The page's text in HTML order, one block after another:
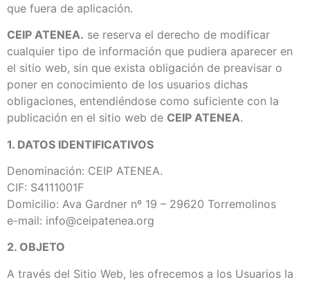
que fuera de aplicación.
CEIP ATENEA. se reserva el derecho de modificar
cualquier tipo de información que pudiera aparecer en
el sitio web, sin que exista obligación de preavisar o
poner en conocimiento de los usuarios dichas
obligaciones, entendiéndose como suficiente con la
publicación en el sitio web de CEIP ATENEA.
1. DATOS IDENTIFICATIVOS
Denominación: CEIP ATENEA.
CIF: S4111001F
Domicilio: Ava Gardner nº 19 – 29620 Torremolinos
e-mail: info@ceipatenea.org
2. OBJETO
A través del Sitio Web, les ofrecemos a los Usuarios la